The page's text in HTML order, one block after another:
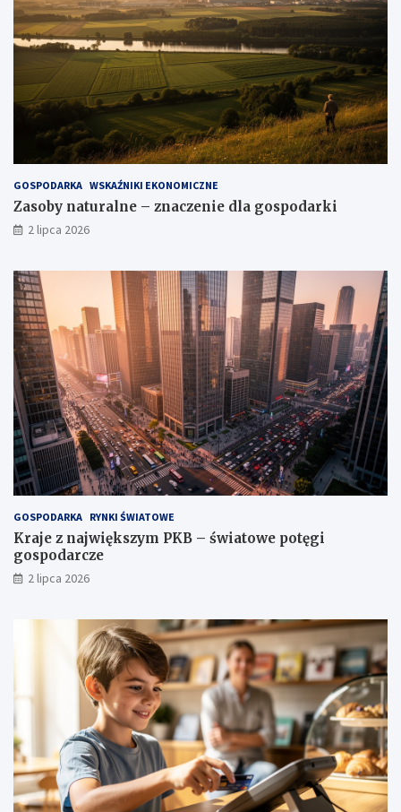
GOSPODARKA WSKAŹNIKI EKONOMICZNE
Zasoby naturalne – znaczenie dla gospodarki
2 lipca 2026
GOSPODARKA RYNKI ŚWIATOWE
Kraje z największym PKB – światowe potęgi
gospodarcze
2 lipca 2026